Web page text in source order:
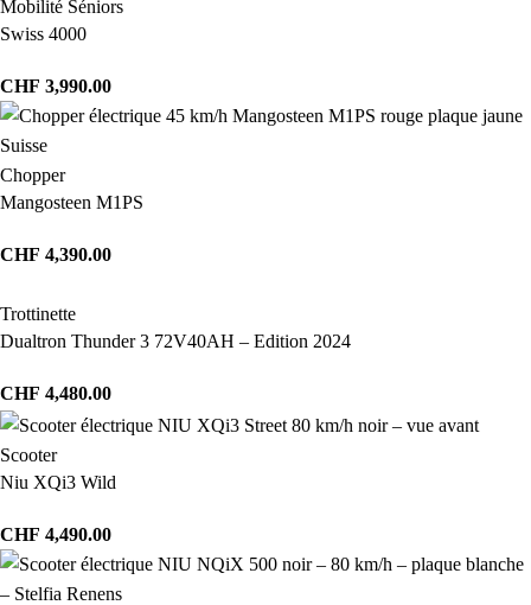
Mobilité Séniors
Swiss 4000
CHF 3,990.00
Chopper
Mangosteen M1PS
CHF 4,390.00
Trottinette
Dualtron Thunder 3 72V40AH – Edition 2024
CHF 4,480.00
Scooter
Niu XQi3 Wild
CHF 4,490.00